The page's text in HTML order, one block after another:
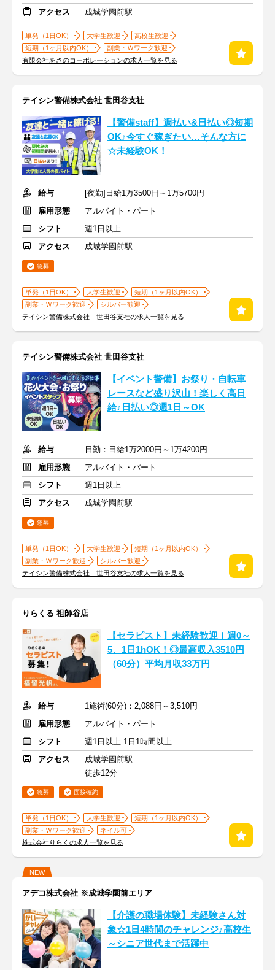
アクセス 成城学園前駅
単発（1日OK） 大学生歓迎
高校生歓迎
短期（1ヶ月以内OK）
副業・Ｗワーク歓迎
有限会社あさのコーポレーションの求人一覧を見る
テイシン警備株式会社 世田谷支社
【警備staff】週払い&日払い◎短期
OK♪今すぐ稼ぎたい…そんな方に
☆未経験OK！
給与
[夜勤]日給1万3500円～1万5700円
雇用形態
アルバイト・パート
シフト
週1日以上
アクセス
成城学園前駅
急募
単発（1日OK） 大学生歓迎
短期（1ヶ月以内OK）
副業・Ｗワーク歓迎
シルバー歓迎
テイシン警備株式会社 世田谷支社の求人一覧を見る
テイシン警備株式会社 世田谷支社
【イベント警備】お祭り・自転車
レースなど盛り沢山！楽しく高日
給♪日払い◎週1日～OK
給与
日勤：日給1万2000円～1万4200円
雇用形態
アルバイト・パート
シフト
週1日以上
アクセス
成城学園前駅
急募
単発（1日OK） 大学生歓迎
短期（1ヶ月以内OK）
副業・Ｗワーク歓迎
シルバー歓迎
テイシン警備株式会社 世田谷支社の求人一覧を見る
りらくる 祖師谷店
【セラピスト】未経験歓迎！週0～
5、1日1hOK！◎最高収入3510円
（60分）平均月収33万円
給与
1施術(60分)：2,088円～3,510円
雇用形態
アルバイト・パート
シフト
週1日以上 1日1時間以上
アクセス
成城学園前駅
徒歩12分
急募 面接確約
単発（1日OK） 大学生歓迎
短期（1ヶ月以内OK）
副業・Ｗワーク歓迎
ネイル可
株式会社りらくの求人一覧を見る
NEW
アデコ株式会社 ※成城学園前エリア
【介護の職場体験】未経験さん対
象☆1日4時間のチャレンジ♪高校生
～シニア世代まで活躍中